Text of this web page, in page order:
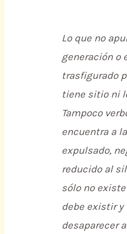
Lo que no
generación o
trasfigurado
tiene sitio ni
Tampoco
encuentra a
expulsado,
reducido al
sólo no
debe existir y
desaparecer